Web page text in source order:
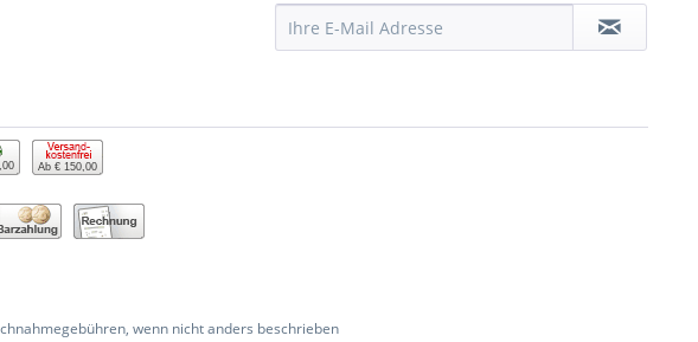
Ab € 150,00
wenn nicht anders beschrieben